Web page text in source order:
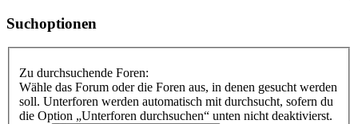
Suchoptionen
Zu durchsuchende Foren:
Wähle das Forum oder die Foren aus, in denen gesucht werden
soll. Unterforen werden automatisch mit durchsucht, sofern du
die Option „Unterforen durchsuchen“ unten nicht deaktivierst.